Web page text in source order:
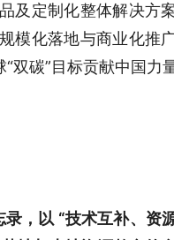
及定制化整体解决方
模化落地与商业化推
碳”目标贡献中国力量
，以 “技术互补、资